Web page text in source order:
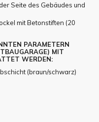
Seite des Gebäudes und
mit Betonstiften (20
PARAMETERN
MIT
WERDEN:
(braun/schwarz)